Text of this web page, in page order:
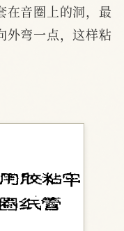
在音圈上的洞，最
外弯一点，这样粘